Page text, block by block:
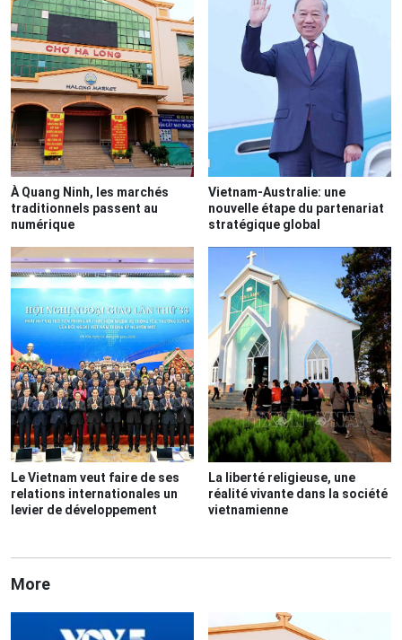
À Quang Ninh, les marchés
traditionnels passent au
numérique
Vietnam-Australie: une
nouvelle étape du partenariat
stratégique global
Le Vietnam veut faire de ses
relations internationales un
levier de développement
La liberté religieuse, une
réalité vivante dans la société
vietnamienne
More